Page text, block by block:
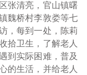
张清亮，官山镇曙
魏桥村李敦娄等七
，每到一处，陈莉
拾卫生，了解老人
到实际困难，普及
的生活，并给老人